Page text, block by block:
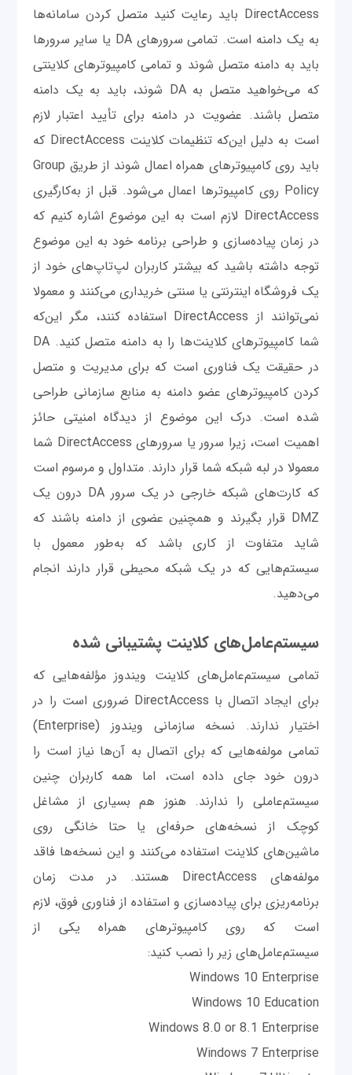
DirectAccess باید رعایت کنید متصل کردن سامانه‌ها
به یک دامنه است. تمامی سرورهای DA یا سایر سرورها
باید به دامنه متصل شوند و تمامی کامپیوترهای کلاینتی
که می‌خواهید متصل به DA شوند، باید به یک دامنه
متصل باشند. عضویت در دامنه برای تأیید اعتبار لازم
است به دلیل این‌که تنظیمات کلاینت DirectAccess که
باید روی کامپیوترهای همراه اعمال شوند از طریق Group
Policy روی کامپیوترها اعمال می‌شود. قبل از به‌کارگیری
DirectAccess لازم است به این موضوع اشاره کنیم که
در زمان پیاده‌سازی و طراحی برنامه خود به این موضوع
توجه داشته باشید که بیشتر کاربران لپ‌تاپ‌های خود از
یک فروشگاه اینترنتی یا سنتی خریداری می‌کنند و معمولا
نمی‌توانند از DirectAccess استفاده کنند، مگر این‌که
شما کامپیوترهای کلاینت‌ها را به دامنه متصل کنید. DA
در حقیقت یک فناوری است که برای مدیریت و متصل
کردن کامپیوترهای عضو دامنه به منابع سازمانی طراحی
شده است. ‌درک این موضوع از دیدگاه امنیتی حائز
اهمیت است، زیرا سرور یا سرورهای DirectAccess شما
معمولا در لبه شبکه شما قرار دارند. متداول و مرسوم است
که کارت‌های شبکه خارجی در یک سرور DA درون یک
DMZ قرار بگیرند و همچنین عضوی از دامنه باشند که
شاید متفاوت از کاری باشد که به‌طور معمول با
سیستم‌هایی که در یک شبکه محیطی قرار دارند انجام
می‌دهید.
سیستم‌عامل‌های کلاینت پشتیبانی شده
تمامی سیستم‌عامل‌های کلاینت ویندوز مؤلفه‌هایی که
برای ایجاد اتصال با DirectAccess ضروری است را در
اختیار ندارند. نسخه سازمانی ویندوز (Enterprise)
تمامی مولفه‌هایی که برای اتصال به آن‌ها نیاز است را
درون خود جای داده است، اما همه کاربران چنین
سیستم‌عاملی را ندارند. هنوز هم بسیاری از مشاغل
کوچک از نسخه‌های حرفه‌ای یا حتا خانگی روی
ماشین‌های کلاینت استفاده می‌کنند و این نسخه‌ها فاقد
مولفه‌های DirectAccess هستند. در مدت زمان
برنامه‌ریزی برای پیاده‌‌سازی و استفاده از فناوری فوق، لازم
است که روی کامپیوترهای همراه یکی از
سیستم‌عامل‌های زیر را نصب کنید:
Windows 10 Enterprise
Windows 10 Education
Windows 8.0 or 8.1 Enterprise
Windows 7 Enterprise